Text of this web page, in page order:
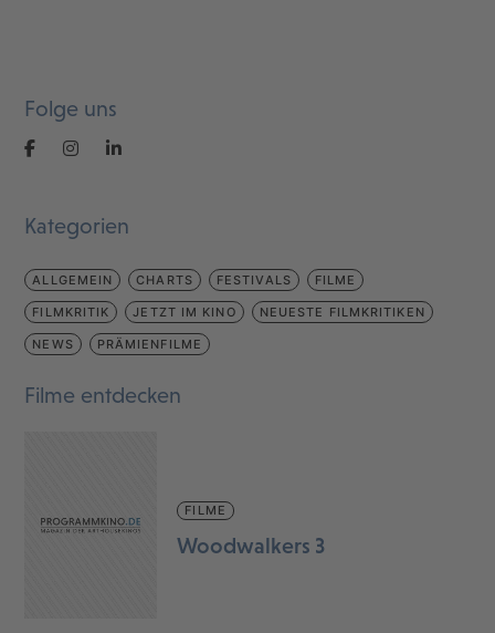
Folge uns
Kategorien
ALLGEMEIN CHARTS FESTIVALS FILME
FILMKRITIK JETZT IM KINO NEUESTE FILMKRITIKEN
NEWS PRÄMIENFILME
Filme entdecken
FILME
Woodwalkers 3